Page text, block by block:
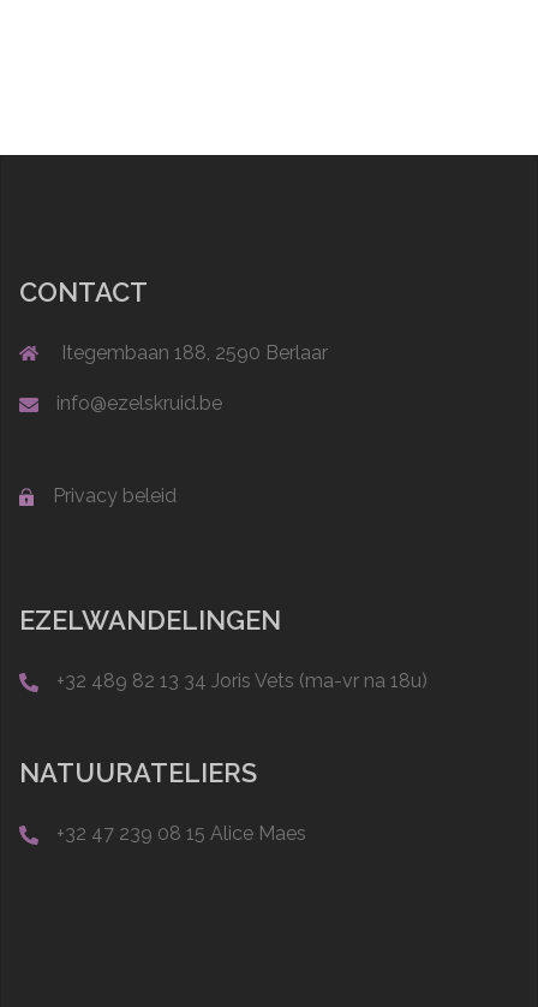
CONTACT
Itegembaan 188, 2590 Berlaar
info@ezelskruid.be
Privacy beleid
EZELWANDELINGEN
+32 489 82 13 34 Joris Vets (ma-vr na 18u)
NATUURATELIERS
+32 47 239 08 15 Alice Maes